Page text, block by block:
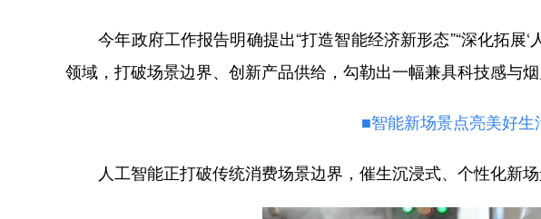
今年政府工作报告明确提出“打造智能经济新形态”“深化拓展‘
领域，打破场景边界、创新产品供给，勾勒出一幅兼具科技感与烟
■智能新场景点亮美好生
人工智能正打破传统消费场景边界，催生沉浸式、个性化新场